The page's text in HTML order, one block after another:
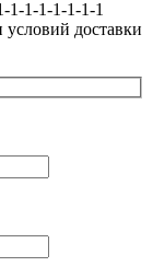
1-1-1-1-1-1-1
доставки